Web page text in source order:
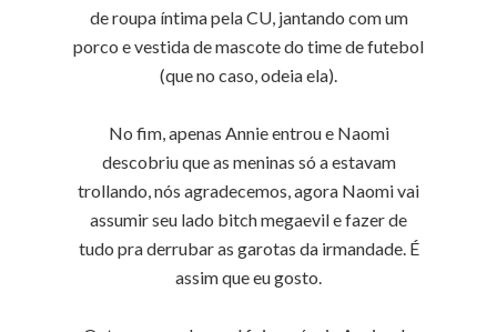
de roupa íntima pela CU, jantando com um
porco e vestida de mascote do time de futebol
(que no caso, odeia ela).
No fim, apenas Annie entrou e Naomi
descobriu que as meninas só a estavam
trollando, nós agradecemos, agora Naomi vai
assumir seu lado bitch megaevil e fazer de
tudo pra derrubar as garotas da irmandade. É
assim que eu gosto.